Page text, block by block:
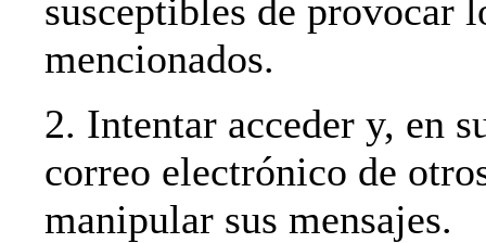
susceptibles de provocar
mencionados.
2. Intentar acceder y, en
correo electrónico de
manipular sus mensajes.